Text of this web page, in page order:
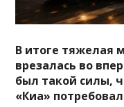
В итоге тяжелая
врезалась во
был такой силы,
«Киа»